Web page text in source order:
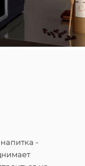
-